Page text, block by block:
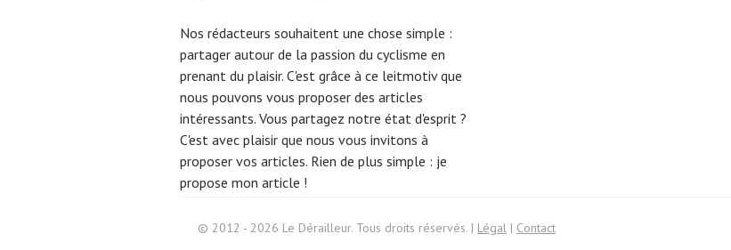
Nos rédacteurs souhaitent une chose simple :
partager autour de la passion du cyclisme en
prenant du plaisir. C'est grâce à ce leitmotiv que
nous pouvons vous proposer des articles
intéressants. Vous partagez notre état d'esprit ?
C'est avec plaisir que nous vous invitons à
proposer vos articles. Rien de plus simple : je
propose mon article !
© 2012 - 2026 Le Dérailleur. Tous droits réservés. | Légal | Contact